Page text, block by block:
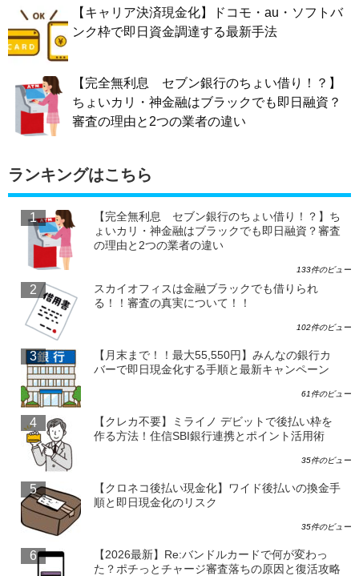
【キャリア決済現金化】ドコモ・au・ソフトバ
ンク枠で即日資金調達する最新手法
【完全無利息 セブン銀行のちょい借り！？】
ちょいカリ・神金融はブラックでも即日融資？
審査の理由と2つの業者の違い
ランキングはこちら
【完全無利息 セブン銀行のちょい借り！？】ち
ょいカリ・神金融はブラックでも即日融資？審査
の理由と2つの業者の違い
133件のビュー
スカイオフィスは金融ブラックでも借りられ
る！！審査の真実について！！
102件のビュー
【月末まで！！最大55,550円】みんなの銀行カ
バーで即日現金化する手順と最新キャンペーン
61件のビュー
【クレカ不要】ミライノ デビットで後払い枠を
作る方法！住信SBI銀行連携とポイント活用術
35件のビュー
【クロネコ後払い現金化】ワイド後払いの換金手
順と即日現金化のリスク
35件のビュー
【2026最新】Re:バンドルカードで何が変わっ
た？ポチっとチャージ審査落ちの原因と復活攻略